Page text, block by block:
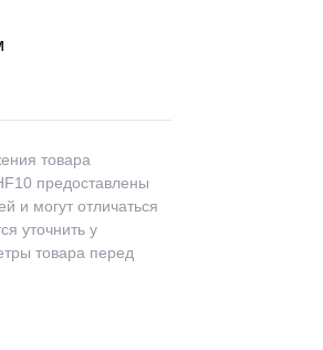
товара
предоставлены
и могут отличаться
уточнить у
товара перед